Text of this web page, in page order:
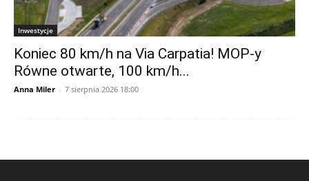
Inwestycje
Koniec 80 km/h na Via Carpatia! MOP-y
Równe otwarte, 100 km/h...
Anna Miler - 7 sierpnia 2026 18:00